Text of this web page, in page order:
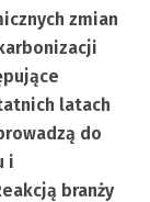
zmian
latach
do
i
branży